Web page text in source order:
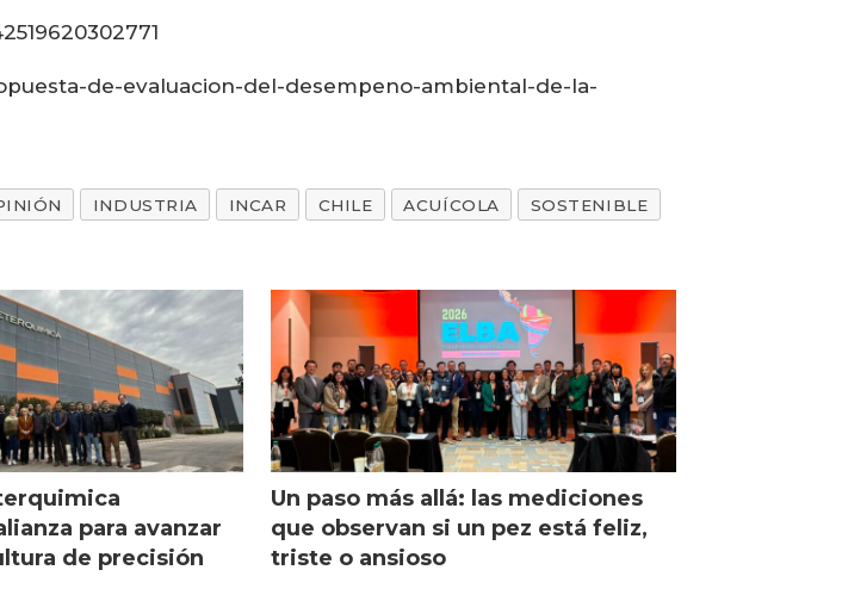
de-evaluacion-del-desempeno-ambiental-de-la-
INDUSTRIA INCAR CHILE ACUÍCOLA SOSTENIBLE
para avanzar
de precisión
Un paso más allá: las mediciones
que observan si un pez está feliz,
triste o ansioso